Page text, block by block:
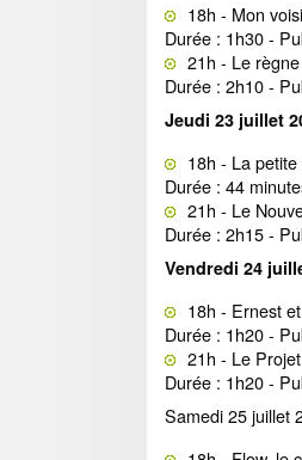
18h - Mon
Durée : 1h30 -
21h - Le
Durée : 2h10 -
Jeudi 23 juillet
18h - La
Durée : 44
21h - Le
Durée : 2h15 -
Vendredi 24
18h - Ernest
Durée : 1h20 -
21h - Le
Durée : 1h20 -
Samedi 25 juillet